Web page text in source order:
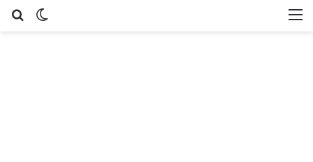
الوضع القائمة